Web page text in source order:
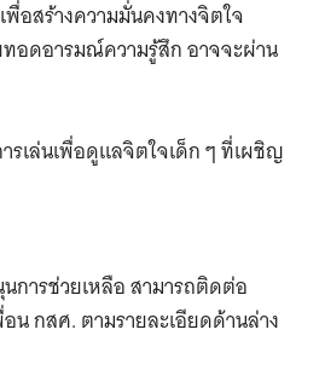
อสร้างความมั่นคงทางจิตใจ
ทอดอารมณ์ความรู้สึก อาจจะผ่าน
รเล่นเพื่อดูแลจิตใจเด็ก ๆ ที่เผชิญ
การช่วยเหลือ สามารถติดต่อ
น กสศ. ตามรายละเอียดด้านล่าง